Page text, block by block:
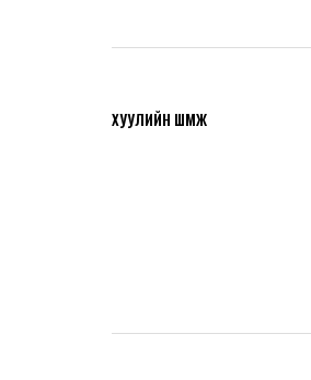
ХУУЛИЙН ШҮҮМЖ